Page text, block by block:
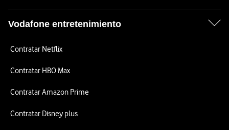
Vodafone entretenimiento
Contratar Netflix
Contratar HBO Max
Contratar Amazon Prime
Contratar Disney plus